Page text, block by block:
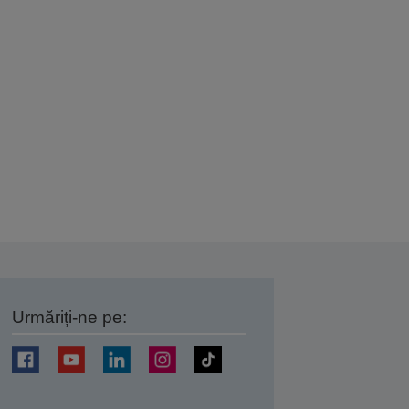
Urmăriți-ne pe: